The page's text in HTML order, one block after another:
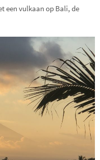
een vulkaan op Bali, de